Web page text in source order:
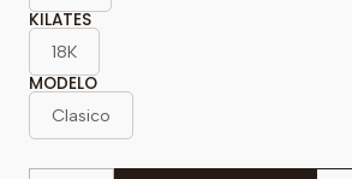
KILATES
18K
MODELO
Clasico